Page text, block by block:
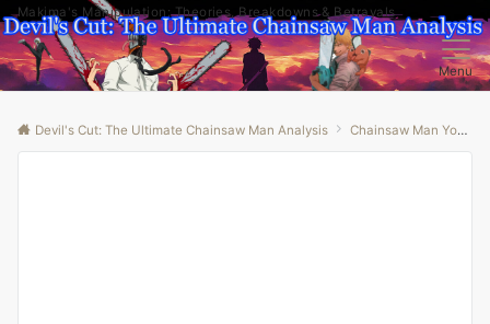
Makima's Manipulation: Theories, Breakdowns & Betrayals
Menu
Devil's Cut: The Ultimate Chainsaw Man Analysis Chainsaw Man Youtube